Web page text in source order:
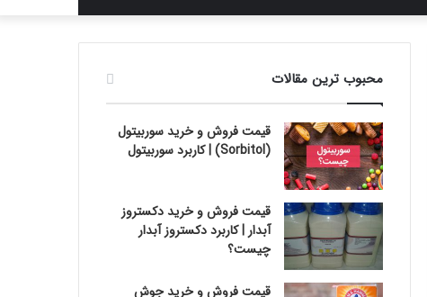
برای
محبوب ترین مقالات
قیمت فروش و خرید سوربیتول
(Sorbitol) | کاربرد سوربیتول
قیمت فروش و خرید دکستروز
آبدار | کاربرد دکستروز آبدار
چیست؟
قیمت فروش و خرید جوش